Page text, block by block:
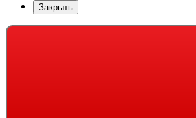
Закрыть